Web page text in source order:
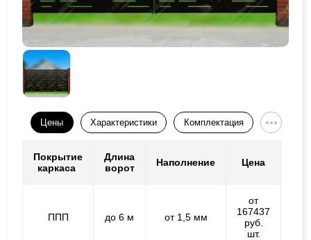
Цены Характеристики Комплектация
Покрытие
каркаса
Длина
ворот
Наполнение Цена
ППП до 6 м от 1,5 мм
от
167437
руб.
шт.